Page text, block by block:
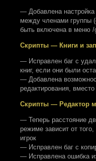
— Добавлена
между членами группы
быть включена в меню /
Скрипты — Книги и
— Исправлен баг с
книг, если они были
— Добавлена
редактирования,
Скрипты — Редактор
— Теперь расстояние
режиме зависит от
игрок
— Исправлен баг с
— Исправлена ошибка